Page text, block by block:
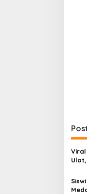
Viral